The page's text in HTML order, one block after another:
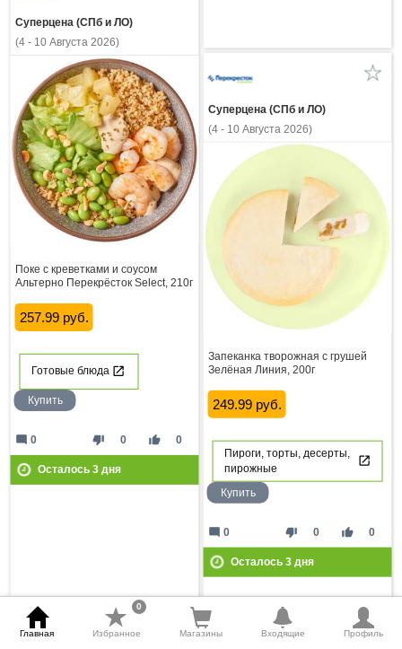
Суперцена (СПб и ЛО)
(4 - 10 Августа 2026)
Поке с креветками и соусом
Альтерно Перекрёсток Select, 210г
257.99 руб.
Готовые блюда
Купить
thumb_down 0 thumb_up 0
mode_comment 0
Осталось 3дня
Суперцена (СПб и ЛО)
(4 - 10 Августа 2026)
Запеканка творожная с грушей
Зелёная Линия, 200г
249.99 руб.
Пироги, торты, десерты,
пирожные
Купить
thumb_down 0 thumb_up 0
mode_comment 0
Осталось 3дня
Главная Избранное
0
Магазины Входящие Профиль